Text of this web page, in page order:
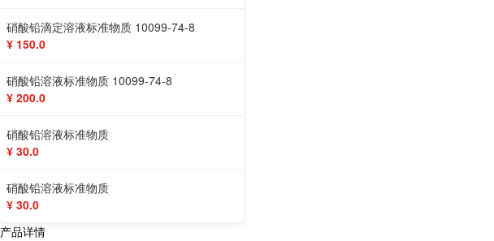
硝酸铅滴定溶液标准物质 10099-74-8
¥ 150.0
硝酸铅溶液标准物质 10099-74-8
¥ 200.0
硝酸铅溶液标准物质
¥ 30.0
硝酸铅溶液标准物质
¥ 30.0
产品详情